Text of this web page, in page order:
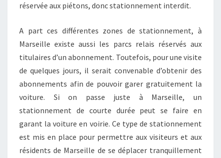
réservée aux piétons, donc stationnement interdit.
A part ces différentes zones de stationnement, à
Marseille existe aussi les parcs relais réservés aux
titulaires d’un abonnement. Toutefois, pour une visite
de quelques jours, il serait convenable d’obtenir des
abonnements afin de pouvoir garer gratuitement la
voiture. Si on passe juste à Marseille, un
stationnement de courte durée peut se faire en
garant la voiture en voirie. Ce type de stationnement
est mis en place pour permettre aux visiteurs et aux
résidents de Marseille de se déplacer tranquillement